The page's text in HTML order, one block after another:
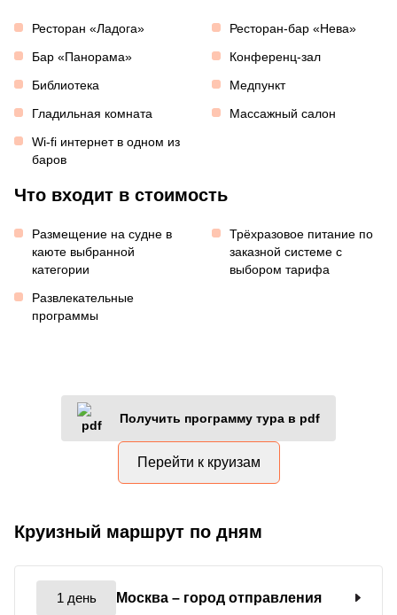
Ресторан «Ладога»
Ресторан-бар «Нева»
Бар «Панорама»
Конференц-зал
Библиотека
Медпункт
Гладильная комната
Массажный салон
Wi-fi интернет в одном из
баров
Что входит в стоимость
Размещение на судне в
каюте выбранной
категории
Трёхразовое питание по
заказной системе с
выбором тарифа
Развлекательные
программы
Получить программу тура в pdf
Перейти к круизам
Круизный маршрут по дням
1 день Москва – город отправления